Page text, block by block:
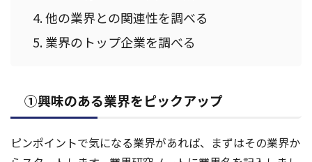
他の業界との関連性を調べる
業界のトップ企業を調べる
①興味のある業界をピックアップ
ピンポイントで気になる業界があれば、まずはその業界か